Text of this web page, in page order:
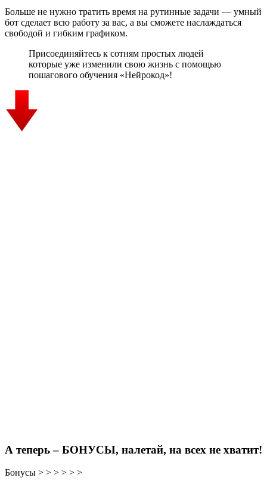
Больше не нужно тратить время на рутинные задачи — умный
бот сделает всю работу за вас, а вы сможете наслаждаться
свободой и гибким графиком.
Присоединяйтесь к сотням простых людей
которые уже изменили свою жизнь с помощью
пошагового обучения «Нейрокод»!
А теперь – БОНУСЫ, налетай, на всех не хватит!
Бонусы > > > > > >